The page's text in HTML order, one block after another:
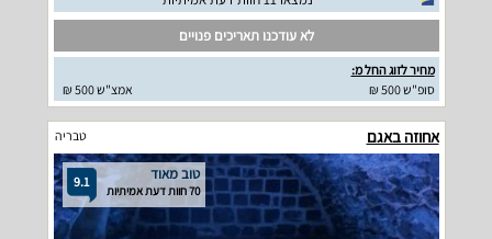
לא עודכנו תאריכים פנויים
מחיר לזוג החל מ:
סופ"ש 500 ₪
אמצ"ש 500 ₪
אחוזה באגם טבריה
9.1 טוב מאוד
70 חוות דעת אמיתיות